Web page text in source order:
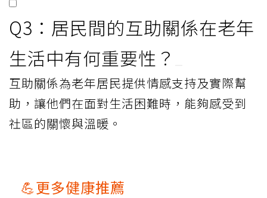
Q3：居民間的互助關係在老年
生活中有何重要性？
互助關係為老年居民提供情感支持及實際幫
助，讓他們在面對生活困難時，能夠感受到
社區的關懷與溫暖。
💪更多健康推薦